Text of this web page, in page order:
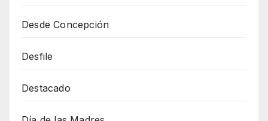
Desde Concepción
Desfile
Destacado